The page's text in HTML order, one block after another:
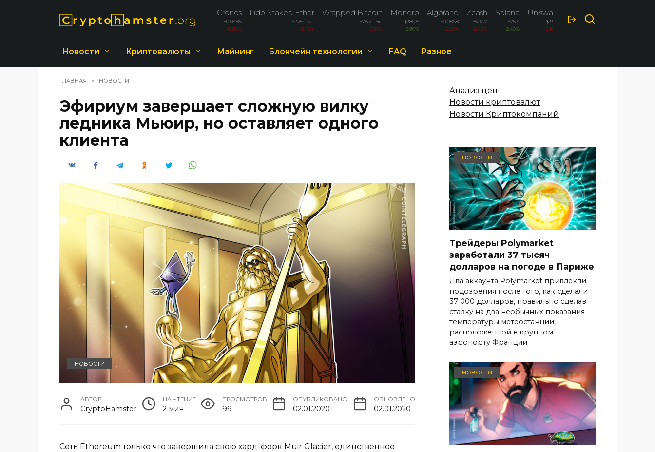
Cronos
$0.0486
-8.90%
Lido Staked Ether
$2.26 тыс.
-3.76%
Wrapped Bitcoin
$76.2 тыс.
-3.26%
Monero
$380.6
2.90%
Algorand
$0.0868
-2.50%
Zcash
$500.7
-2.40%
Solana
$75.4
2.40%
Uniswap
$3.96
-2.10%
Новости Криптовалюты Майнинг Блокчейн технологии FAQ Разное
ГЛАВНАЯ » НОВОСТИ
Эфириум завершает сложную вилку
ледника Мьюир, но оставляет одного
клиента
НОВОСТИ
АВТОР
CryptoHamster
НА ЧТЕНИЕ
2 мин
ПРОСМОТРОВ
99
ОПУБЛИКОВАНО
02.01.2020
ОБНОВЛЕНО
02.01.2020
Сеть Ethereum только что завершила свою хард-форк Muir Glacier, единственное
Анализ цен
Новости криптовалют
Новости Криптокомпаний
НОВОСТИ
Трейдеры Polymarket
заработали 37 тысяч
долларов на погоде в Париже
Два аккаунта Polymarket привлекли
подозрения после того, как сделали
37 000 долларов, правильно сделав
ставку на два необычных показания
температуры метеостанции,
расположенной в крупном
аэропорту Франции.
НОВОСТИ